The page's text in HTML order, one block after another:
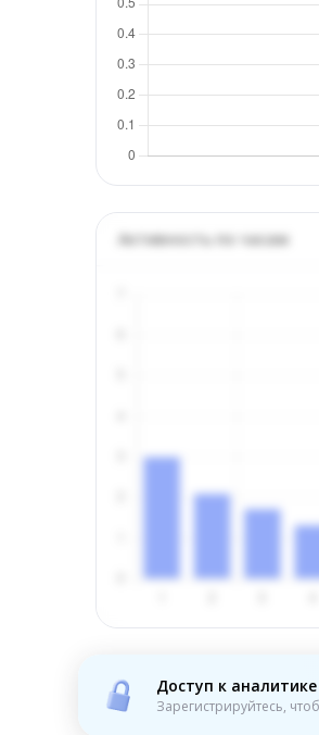
Активность по часам
Доступ к
Зарегистрируйтесь,